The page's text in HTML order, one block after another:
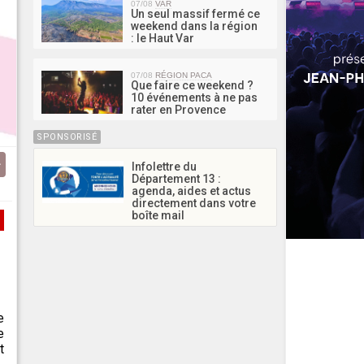
07/08 VAR
Un seul massif fermé ce
weekend dans la région
: le Haut Var
07/08 RÉGION PACA
Que faire ce weekend ?
10 événements à ne pas
rater en Provence
SPONSORISÉ
Infolettre du
Département 13 :
agenda, aides et actus
directement dans votre
boîte mail